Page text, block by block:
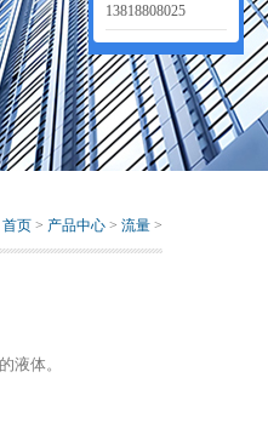
首页 > 产品中心 > 流量 >
液体。
13818808025